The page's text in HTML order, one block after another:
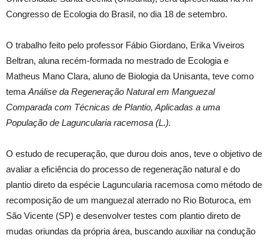
Congresso de Ecologia do Brasil, no dia 18 de setembro.
O trabalho feito pelo professor Fábio Giordano, Erika Viveiros
Beltran, aluna recém-formada no mestrado de Ecologia e
Matheus Mano Clara, aluno de Biologia da Unisanta, teve como
tema Análise da Regeneração Natural em Manguezal
Comparada com Técnicas de Plantio, Aplicadas a uma
População de Laguncularia racemosa (L.).
O estudo de recuperação, que durou dois anos, teve o objetivo de
avaliar a eficiência do processo de regeneração natural e do
plantio direto da espécie Laguncularia racemosa como método de
recomposição de um manguezal aterrado no Rio Boturoca, em
São Vicente (SP) e desenvolver testes com plantio direto de
mudas oriundas da própria área, buscando auxiliar na condução